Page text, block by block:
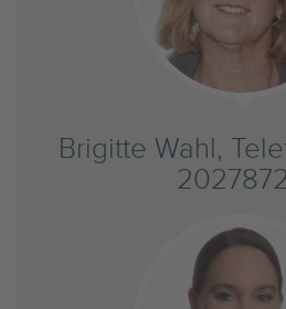
Brigitte Wahl,